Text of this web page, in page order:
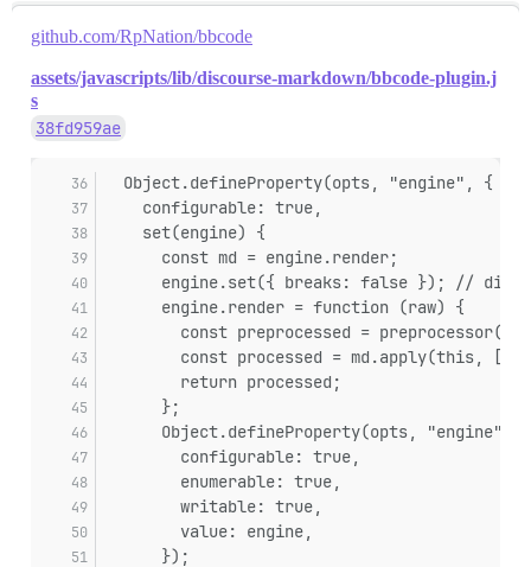
github.com/RpNation/bbcode
assets/javascripts/lib/discourse-markdown/bbcode-plugin.j
s
38fd959ae
  Object.defineProperty(opts, "engine", {
    configurable: true,
    set(engine) {
      const md = engine.render;
engine.set({ breaks: false }); //
      engine.render = function (raw) {
const preprocessed =
const processed = md.apply(this,
        return processed;
      };
      Object.defineProperty(opts, "engine", {
        configurable: true,
        enumerable: true,
        writable: true,
        value: engine,
      });